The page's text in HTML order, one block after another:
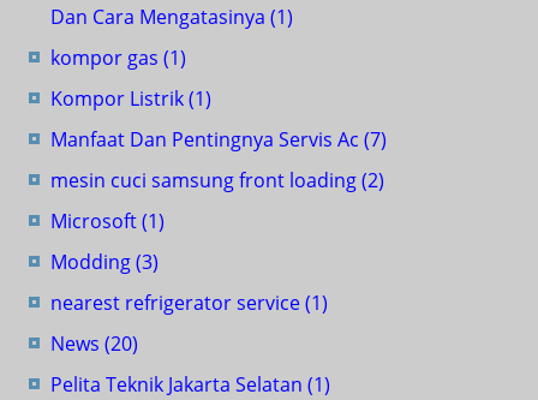
Dan Cara Mengatasinya (1)
kompor gas (1)
Kompor Listrik(1)
Manfaat Dan Pentingnya Servis Ac (7)
mesin cuci samsung front loading(2)
Microsoft(1)
Modding(3)
nearest refrigerator service(1)
News (20)
Pelita Teknik Jakarta Selatan (1)